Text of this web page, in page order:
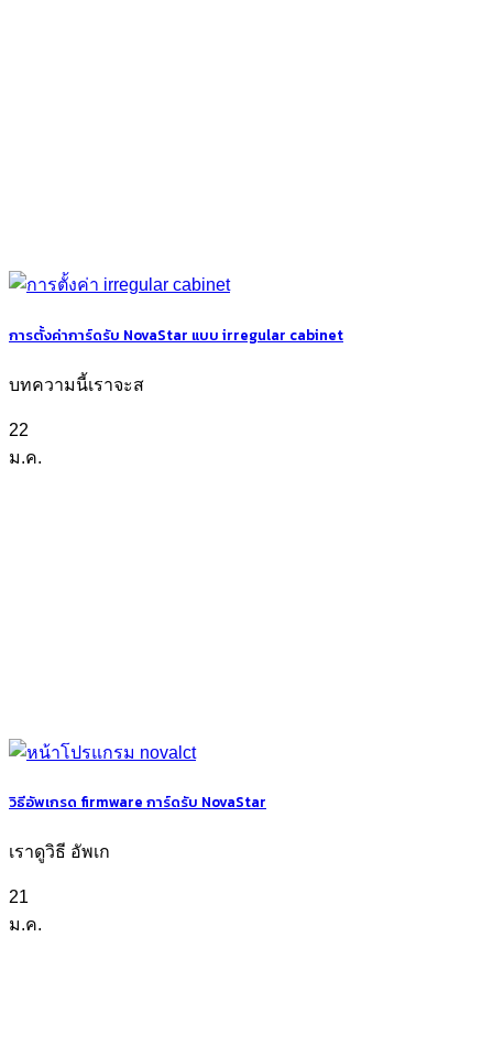
การตั้งค่าการ์ดรับ NovaStar แบบ irregular cabinet
บทความนี้เราจะส
22
ม.ค.
วิธีอัพเกรด firmware การ์ดรับ NovaStar
เราดูวิธี อัพเก
21
ม.ค.